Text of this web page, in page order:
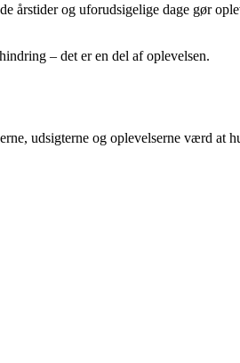
og uforudsigelige dage gør
– det er en del af oplevelsen.
udsigterne og oplevelserne værd at